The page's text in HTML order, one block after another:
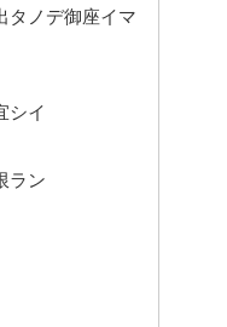
タノデ御座イマ
シイ
ラン